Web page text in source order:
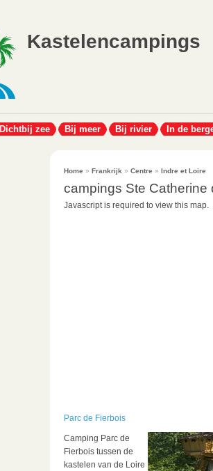
Kastelencampings
Dichtbij zee Bij meer Bij rivier In de
Home » Frankrijk » Centre » Indre et Loire
campings Ste Catherine
Javascript is required to view this map.
Parc de Fierbois
Camping Parc de
Fierbois tussen de
kastelen van de Loire